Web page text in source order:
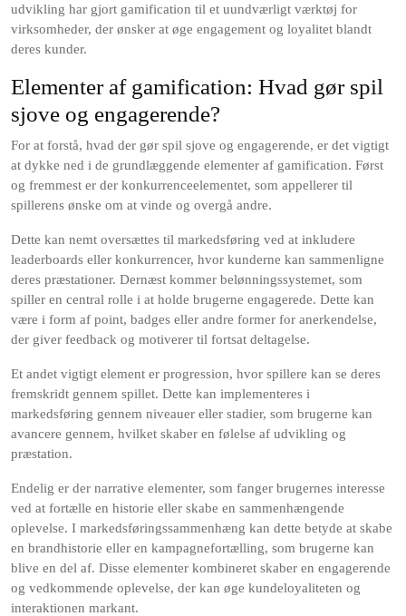
udvikling har gjort gamification til et uundværligt værktøj for
virksomheder, der ønsker at øge engagement og loyalitet blandt
deres kunder.
Elementer af gamification: Hvad gør spil
sjove og engagerende?
For at forstå, hvad der gør spil sjove og engagerende, er det vigtigt
at dykke ned i de grundlæggende elementer af gamification. Først
og fremmest er der konkurrenceelementet, som appellerer til
spillerens ønske om at vinde og overgå andre.
Dette kan nemt oversættes til markedsføring ved at inkludere
leaderboards eller konkurrencer, hvor kunderne kan sammenligne
deres præstationer. Dernæst kommer belønningssystemet, som
spiller en central rolle i at holde brugerne engagerede. Dette kan
være i form af point, badges eller andre former for anerkendelse,
der giver feedback og motiverer til fortsat deltagelse.
Et andet vigtigt element er progression, hvor spillere kan se deres
fremskridt gennem spillet. Dette kan implementeres i
markedsføring gennem niveauer eller stadier, som brugerne kan
avancere gennem, hvilket skaber en følelse af udvikling og
præstation.
Endelig er der narrative elementer, som fanger brugernes interesse
ved at fortælle en historie eller skabe en sammenhængende
oplevelse. I markedsføringssammenhæng kan dette betyde at skabe
en brandhistorie eller en kampagnefortælling, som brugerne kan
blive en del af. Disse elementer kombineret skaber en engagerende
og vedkommende oplevelse, der kan øge kundeloyaliteten og
interaktionen markant.